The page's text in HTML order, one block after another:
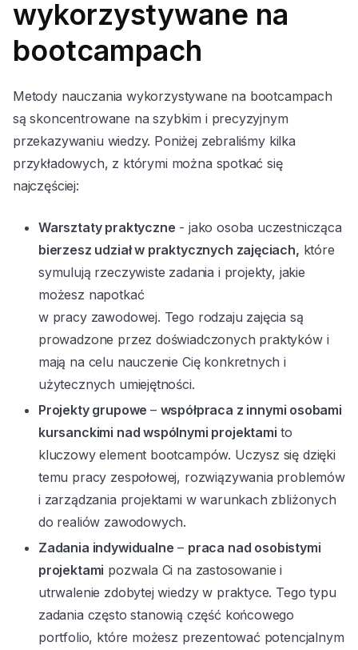
wykorzystywane na
bootcampach
Metody nauczania wykorzystywane na bootcampach
są skoncentrowane na szybkim i precyzyjnym
przekazywaniu wiedzy. Poniżej zebraliśmy kilka
przykładowych, z którymi można spotkać się
najczęściej:
Warsztaty praktyczne - jako osoba uczestnicząca
bierzesz udział w praktycznych zajęciach, które
symulują rzeczywiste zadania i projekty, jakie
możesz napotkać
w pracy zawodowej. Tego rodzaju zajęcia są
prowadzone przez doświadczonych praktyków i
mają na celu nauczenie Cię konkretnych i
użytecznych umiejętności.
Projekty grupowe– współpraca z innymi osobami
kursanckimi nad wspólnymi projektami to
kluczowy element bootcampów. Uczysz się dzięki
temu pracy zespołowej, rozwiązywania problemów
i zarządzania projektami w warunkach zbliżonych
do realiów zawodowych.
Zadania indywidualne – praca nad osobistymi
projektami pozwala Ci na zastosowanie i
utrwalenie zdobytej wiedzy w praktyce. Tego typu
zadania często stanowią część końcowego
portfolio, które możesz prezentować potencjalnym